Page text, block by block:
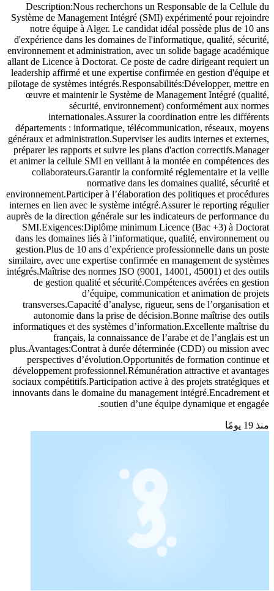
Description:Nous recherchons un Responsable de la Cellule du
Système de Management Intégré (SMI) expérimenté pour rejoindre
notre équipe à Alger. Le candidat idéal possède plus de 10 ans
d'expérience dans les domaines de l'informatique, qualité, sécurité,
environnement et administration, avec un solide bagage académique
allant de Licence à Doctorat. Ce poste de cadre dirigeant requiert un
leadership affirmé et une expertise confirmée en gestion d'équipe et
pilotage de systèmes intégrés.Responsabilités:Développer, mettre en
œuvre et maintenir le Système de Management Intégré (qualité,
sécurité, environnement) conformément aux normes
internationales.Assurer la coordination entre les différents
départements : informatique, télécommunication, réseaux, moyens
généraux et administration.Superviser les audits internes et externes,
préparer les rapports et suivre les plans d'action correctifs.Manager
et animer la cellule SMI en veillant à la montée en compétences des
collaborateurs.Garantir la conformité réglementaire et la veille
normative dans les domaines qualité, sécurité et
environnement.Participer à l’élaboration des politiques et procédures
internes en lien avec le système intégré.Assurer le reporting régulier
auprès de la direction générale sur les indicateurs de performance du
SMI.Exigences:Diplôme minimum Licence (Bac +3) à Doctorat
dans les domaines liés à l’informatique, qualité, environnement ou
gestion.Plus de 10 ans d’expérience professionnelle dans un poste
similaire, avec une expertise confirmée en management de systèmes
intégrés.Maîtrise des normes ISO (9001, 14001, 45001) et des outils
de gestion qualité et sécurité.Compétences avérées en gestion
d’équipe, communication et animation de projets
transverses.Capacité d’analyse, rigueur, sens de l’organisation et
autonomie dans la prise de décision.Bonne maîtrise des outils
informatiques et des systèmes d’information.Excellente maîtrise du
français, la connaissance de l’arabe et de l’anglais est un
plus.Avantages:Contrat à durée déterminée (CDD) ou mission avec
perspectives d’évolution.Opportunités de formation continue et
développement professionnel.Rémunération attractive et avantages
sociaux compétitifs.Participation active à des projets stratégiques et
innovants dans le domaine du management intégré.Encadrement et
soutien d’une équipe dynamique et engagée.
منذ 19 يومًا